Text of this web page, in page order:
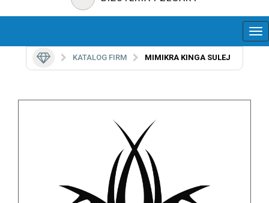
KATALOG FIRM MIMIKRA KINGA SULEJ